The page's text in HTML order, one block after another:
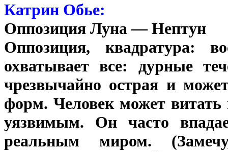
Катрин Обье:
Оппозиция Луна — Нептун
Оппозиция, квадратура:
охватывает все: дурные
чрезвычайно острая и
форм. Человек может витать
уязвимым. Он часто
реальным миром.